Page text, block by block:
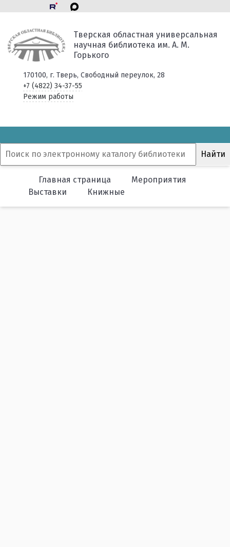
Тверская областная универсальная
научная библиотека им. А. М.
Горького
170100, г. Тверь, Свободный переулок, 28
+7 (4822) 34-37-55
Режим работы
Главная страница
Мероприятия
Выставки
Книжные